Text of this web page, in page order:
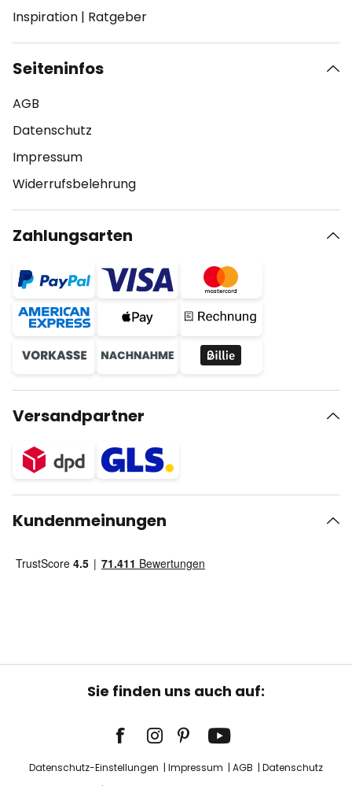
Inspiration | Ratgeber
Seiteninfos
AGB
Datenschutz
Impressum
Widerrufsbelehrung
Zahlungsarten
Versandpartner
Kundenmeinungen
Sie finden uns auch auf:
Datenschutz-Einstellungen Impressum AGB
Datenschutz